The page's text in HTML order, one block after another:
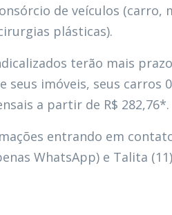
de veículos (carro,
plásticas).
terão mais
imóveis, seus carros
a partir de R$ 282,76*.
entrando em
WhatsApp) e Talita